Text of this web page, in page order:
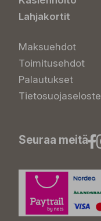
Lahjakortit
Maksuehdot
Toimitusehdot
Palautukset
Tietosuojaseloste
Seuraa meitä